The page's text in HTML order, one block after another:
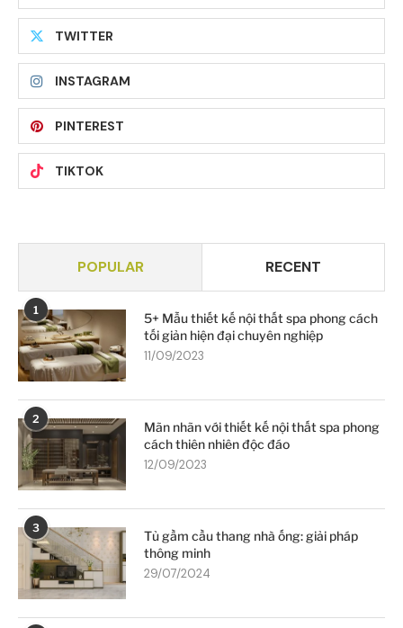
TWITTER
INSTAGRAM
PINTEREST
TIKTOK
POPULAR RECENT
1
5+ Mẫu thiết kế nội thất spa phong cách
tối giản hiện đại chuyên nghiệp
11/09/2023
2
Mãn nhãn với thiết kế nội thất spa phong
cách thiên nhiên độc đáo
12/09/2023
3
Tủ gầm cầu thang nhà ống: giải pháp
thông minh
29/07/2024